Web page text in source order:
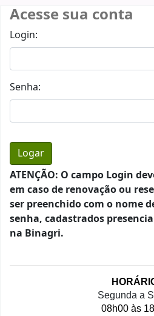
Acesse sua conta
Login:
Senha:
ATENÇÃO: O campo Login
em caso de renovação ou
ser preenchido com o nome
senha, cadastrados
na Binagri.
Segunda a
08h00 às